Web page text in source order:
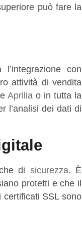
può fare la
con
attività di vendita
Aprilia o in tutta la
l’analisi dei dati di
di sicurezza. È
protetti e che il
certificati SSL sono